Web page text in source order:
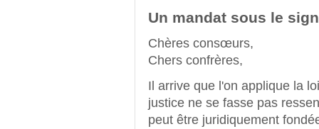
Un mandat sous le
Chères consœurs,
Chers confrères,
Il arrive que l'on applique la
justice ne se fasse pas
peut être juridiquement